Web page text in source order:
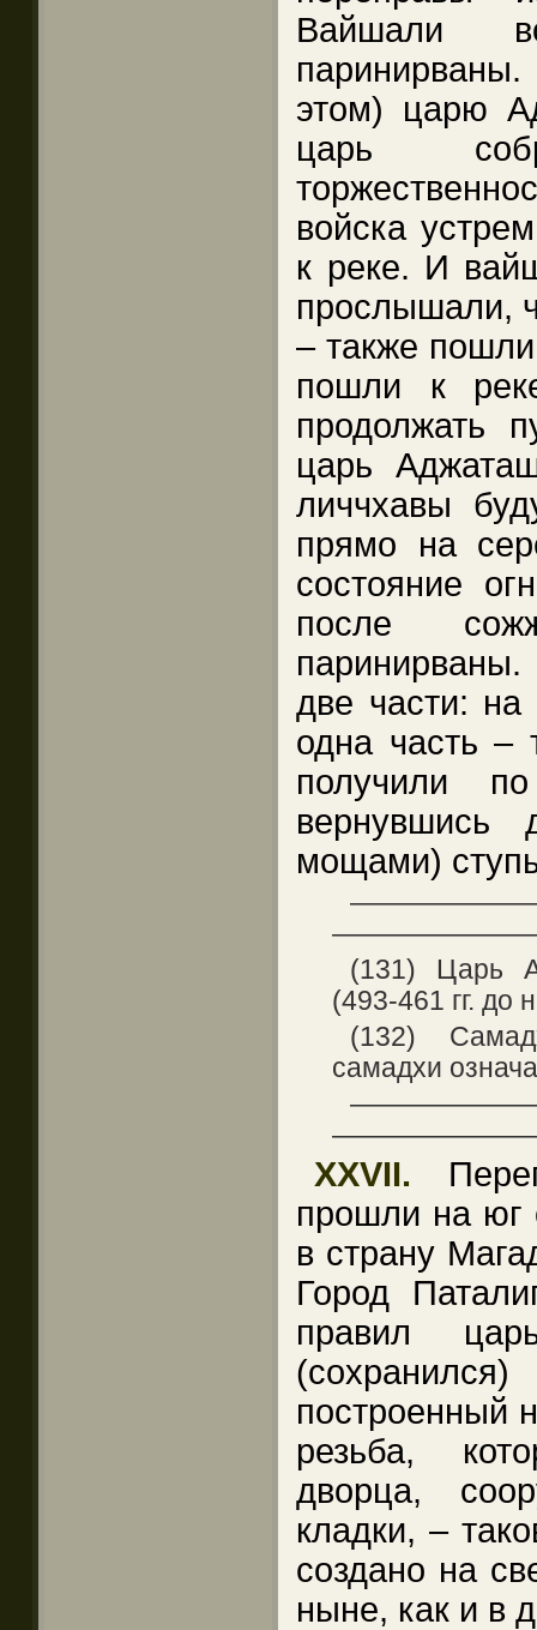
Вайшали
этом) царю
царь
войска
к реке. И
прослышали,
– также
пошли к
продолжать
царь
личчхавы
прямо на
состояние
после
две части: на
одна часть –
получили
вернувшись
мощами)
(131) Царь
(493-461 гг. до
(132)
самадхи
XXVII.
прошли на юг
в страну
Город
правил
построенный
резьба,
дворца,
кладки, –
создано на
ныне, как и в